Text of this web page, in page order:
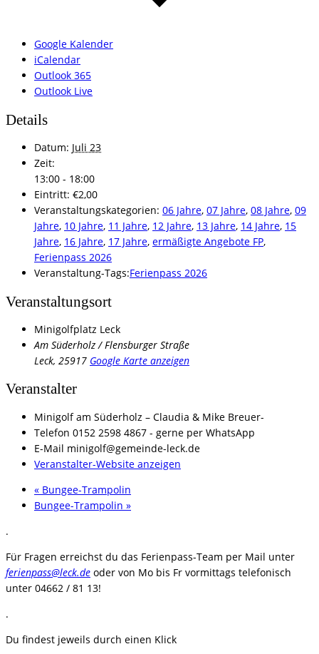
Google Kalender
iCalendar
Outlook 365
Outlook Live
Details
Datum: Juli 23
Zeit:
13:00 - 18:00
Eintritt: €2,00
Veranstaltungskategorien: 06 Jahre, 07 Jahre, 08 Jahre, 09
Jahre, 10 Jahre, 11 Jahre, 12 Jahre, 13 Jahre, 14 Jahre, 15
Jahre, 16 Jahre, 17 Jahre, ermäßigte Angebote FP,
Ferienpass 2026
Veranstaltung-Tags:Ferienpass 2026
Veranstaltungsort
Minigolfplatz Leck
Am Süderholz / Flensburger Straße
Leck, 25917 Google Karte anzeigen
Veranstalter
Minigolf am Süderholz – Claudia & Mike Breuer-
Telefon 0152 2598 4867 - gerne per WhatsApp
E-Mail minigolf@gemeinde-leck.de
Veranstalter-Website anzeigen
« Bungee-Trampolin
Bungee-Trampolin »
.
Für Fragen erreichst du das Ferienpass-Team per Mail unter
ferienpass@leck.de oder von Mo bis Fr vormittags telefonisch
unter 04662 / 81 13!
.
Du findest jeweils durch einen Klick